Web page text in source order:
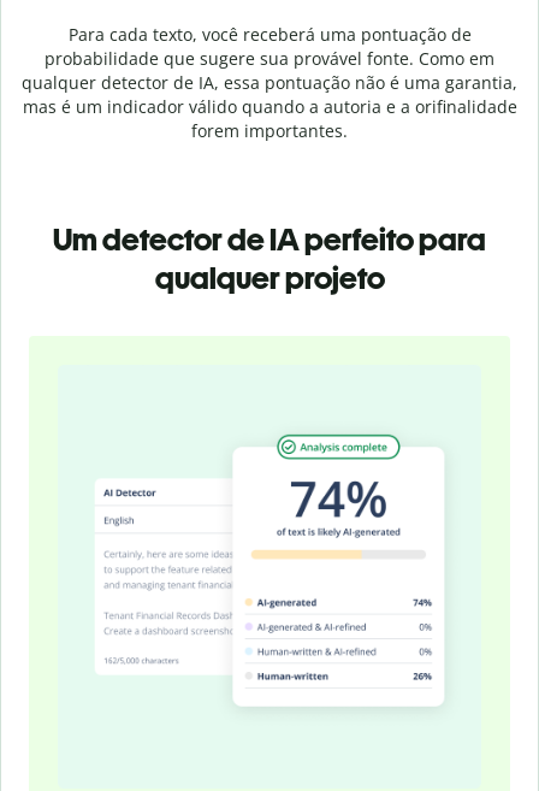
Para cada texto, você receberá uma pontuação de
probabilidade que sugere sua provável fonte. Como em
qualquer detector de IA, essa pontuação não é uma garantia,
mas é um indicador válido quando a autoria e a orifinalidade
forem importantes.
Um detector de IA perfeito para
qualquer projeto